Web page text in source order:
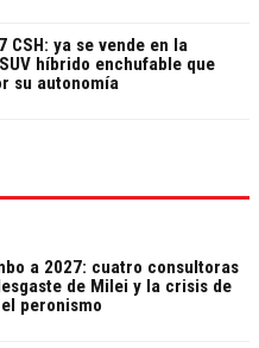
CSH: ya se vende en la
híbrido enchufable que
su autonomía
a 2027: cuatro consultoras
de Milei y la crisis de
peronismo